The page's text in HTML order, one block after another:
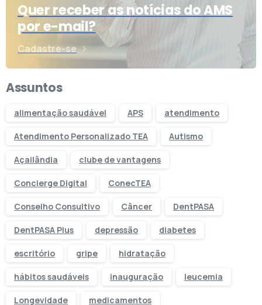
Quer receber as notícias do AMS
por e-mail?
Cadastre-se
Assuntos
alimentação saudável APS atendimento
Atendimento Personalizado TEA Autismo
Açailândia clube de vantagens
Concierge Digital ConecTEA
Conselho Consultivo Câncer DentPASA
DentPASA Plus depressão diabetes
escritório gripe hidratação
hábitos saudáveis inauguração leucemia
Longevidade medicamentos